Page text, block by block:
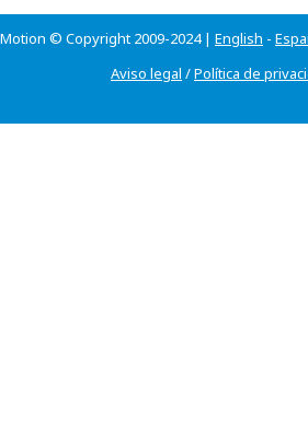
© Copyright 2009-2024 | English -
Aviso legal /Política de